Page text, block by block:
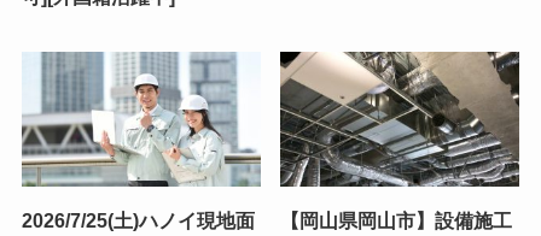
2026/7/25(土)ハノイ現地面
【岡山県岡山市】設備施工